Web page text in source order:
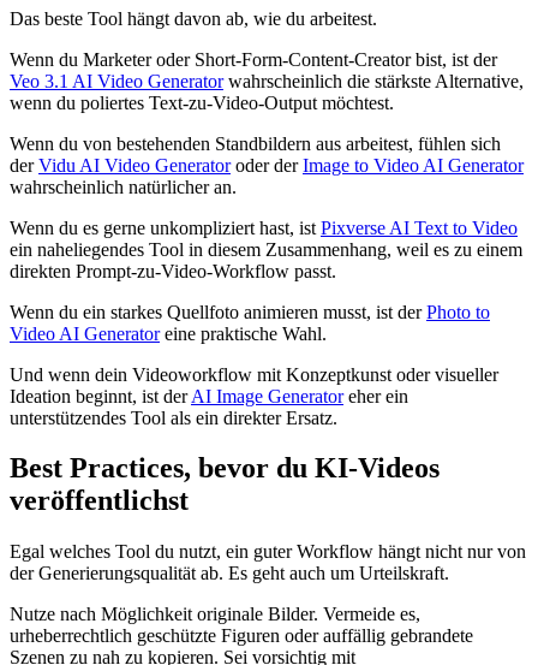
Das beste Tool hängt davon ab, wie du arbeitest.
Wenn du Marketer oder Short-Form-Content-Creator bist, ist der
Veo 3.1 AI Video Generatorwahrscheinlich die stärkste Alternative,
wenn du poliertes Text-zu-Video-Output möchtest.
Wenn du von bestehenden Standbildern aus arbeitest, fühlen sich
derVidu AI Video Generatoroder derImage to Video AI Generator
wahrscheinlich natürlicher an.
Wenn du es gerne unkompliziert hast, ist Pixverse AI Text to Video
ein naheliegendes Tool in diesem Zusammenhang, weil es zu einem
direkten Prompt-zu-Video-Workflow passt.
Wenn du ein starkes Quellfoto animieren musst, ist derPhoto to
Video AI Generatoreine praktische Wahl.
Und wenn dein Videoworkflow mit Konzeptkunst oder visueller
Ideation beginnt, ist derAI Image Generatoreher ein
unterstützendes Tool als ein direkter Ersatz.
Best Practices, bevor du KI-Videos
veröffentlichst
Egal welches Tool du nutzt, ein guter Workflow hängt nicht nur von
der Generierungsqualität ab. Es geht auch um Urteilskraft.
Nutze nach Möglichkeit originale Bilder. Vermeide es,
urheberrechtlich geschützte Figuren oder auffällig gebrandete
Szenen zu nah zu kopieren. Sei vorsichtig mit